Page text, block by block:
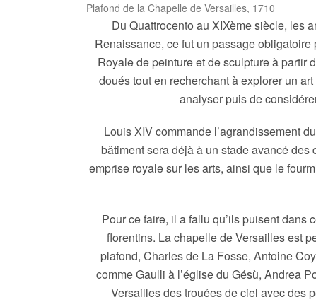
Plafond de la Chapelle de Versailles, 1710
Du Quattrocento au XIXème siècle, les
Renaissance, ce fut un passage obligatoire
Royale de peinture et de sculpture à partir
doués tout en recherchant à explorer un
analyser puis de
Louis XIV commande l’agrandissement
bâtiment sera déjà à un stade avancé des
emprise royale sur les arts, ainsi que le
Pour ce faire, il a fallu qu’ils puisent
florentins. La chapelle de Versailles est
plafond, Charles de La Fosse, Antoine
comme Gaulli à l’église du Gésù, Andrea
Versailles des trouées de ciel avec des